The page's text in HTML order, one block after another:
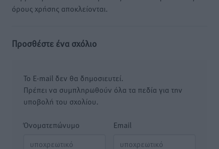
όρους χρήσης αποκλείονται.
Προσθέστε ένα σχόλιο
Το E-mail δεν θα δημοσιευτεί.
Πρέπει να συμπληρωθούν όλα τα πεδία για την
υποβολή του σχολίου.
Όνοματεπώνυμο Email